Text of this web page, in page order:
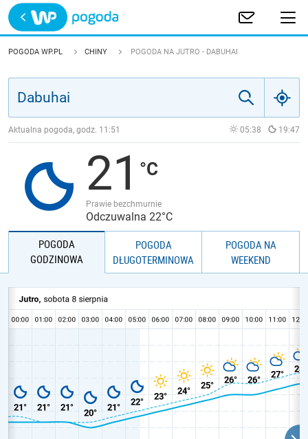
Trwa ładowanie
POLSKA
JAKOŚĆ POWIETRZA
POGODA WP.PL CHINY POGODA NA JUTRO - DABUHAI
Aktualna pogoda, godz. 11:51 05:38 19:47
21
Prawie bezchmurnie
Odczuwalna 22°C
POGODA
GODZINOWA
POGODA
DŁUGOTERMINOWA
POGODA NA
WEEKEND